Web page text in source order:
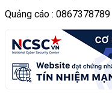
Quảng cáo : 0867378789